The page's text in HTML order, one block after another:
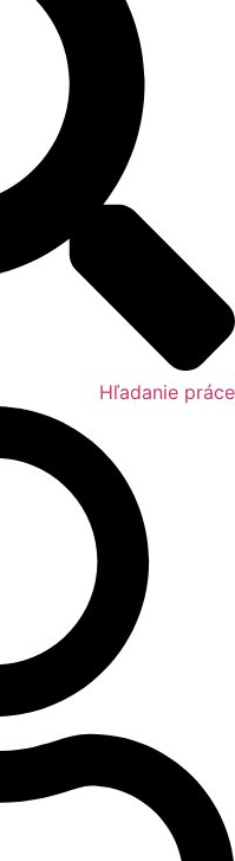
Hľadanie práce